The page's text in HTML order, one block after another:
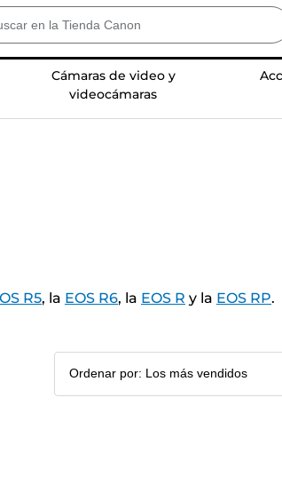
Cámaras de video y
videocámaras
R5, la EOS R6, la EOS R y la EOS RP.